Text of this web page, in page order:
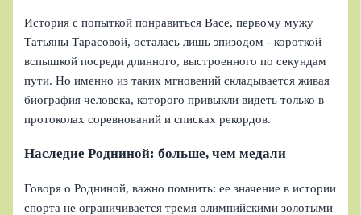
История с попыткой понравиться Васе, первому мужу
Татьяны Тарасовой, осталась лишь эпизодом - короткой
вспышкой посреди длинного, выстроенного по секундам
пути. Но именно из таких мгновений складывается живая
биография человека, которого привыкли видеть только в
протоколах соревнований и списках рекордов.
Наследие Родниной: больше, чем медали
Говоря о Родниной, важно помнить: ее значение в истории
спорта не ограничивается тремя олимпийскими золотыми